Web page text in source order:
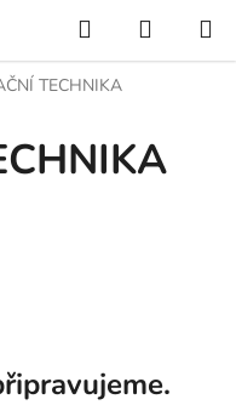
Hledat
KOŠÍK
TECHNIKA